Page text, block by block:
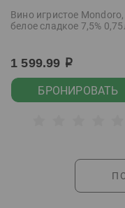
Вино игристое
белое сладкое 7,5%
1 599.99 р
БРОНИРОВАТЬ